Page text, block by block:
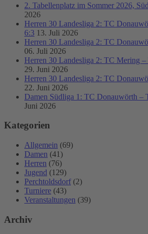
2. Tabellenplatz im Sommer 2026,
2026
Herren 30 Landesliga 2: TC
6:3 13. Juli 2026
Herren 30 Landesliga 2: TC
06. Juli 2026
Herren 30 Landesliga 2: TC Mering
29. Juni 2026
Herren 30 Landesliga 2: TC
22. Juni 2026
Damen Südliga 1: TC Donauwörth –
Juni 2026
Kategorien
Allgemein (69)
Damen (41)
Herren (76)
Jugend (129)
Perchtoldsdorf (2)
Turniere (43)
Veranstaltungen (39)
Archiv